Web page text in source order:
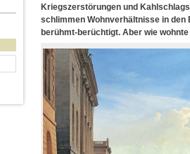
Kriegszerstörungen und
schlimmen Wohnverhältnisse in
berühmt-berüchtigt. Aber wie